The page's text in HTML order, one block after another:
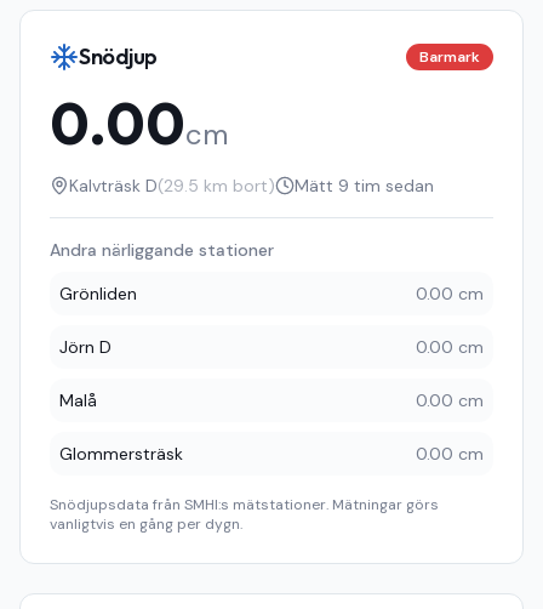
Snödjup Barmark
0.00cm
Kalvträsk D(29.5 km bort) Mätt 9 tim sedan
Andra närliggande stationer
Grönliden
0.00 cm
Jörn D 0.00 cm
Malå 0.00 cm
Glommersträsk 0.00 cm
Snödjupsdata från SMHI:s mätstationer. Mätningar görs
vanligtvis en gång per dygn.